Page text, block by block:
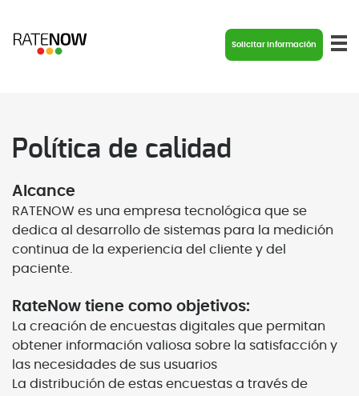
Solicitar información
Política de calidad
Alcance
RATENOW es una empresa tecnológica que se
dedica al desarrollo de sistemas para la medición
continua de la experiencia del cliente y del
paciente.
RateNow tiene como objetivos:
La creación de encuestas digitales que permitan
obtener información valiosa sobre la satisfacción y
las necesidades de sus usuarios
La distribución de estas encuestas a través de